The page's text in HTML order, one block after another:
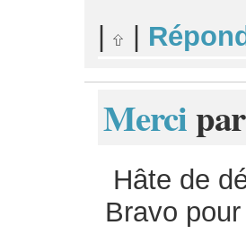
|
|
Merci
Hâte de
Bravo